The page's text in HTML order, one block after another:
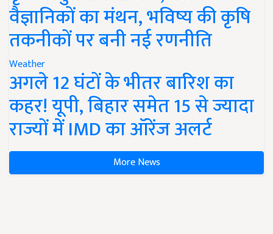
वैज्ञानिकों का मंथन, भविष्य की कृषि
तकनीकों पर बनी नई रणनीति
Weather
अगले 12 घंटों के भीतर बारिश का
कहर! यूपी, बिहार समेत 15 से ज्यादा
राज्यों में IMD का ऑरेंज अलर्ट
More News